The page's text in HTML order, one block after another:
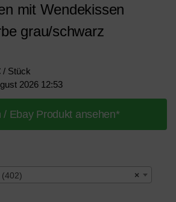
mit Wendekissen
grau/schwarz
/ Stück
2026 12:53
/ Ebay Produkt ansehen*
×